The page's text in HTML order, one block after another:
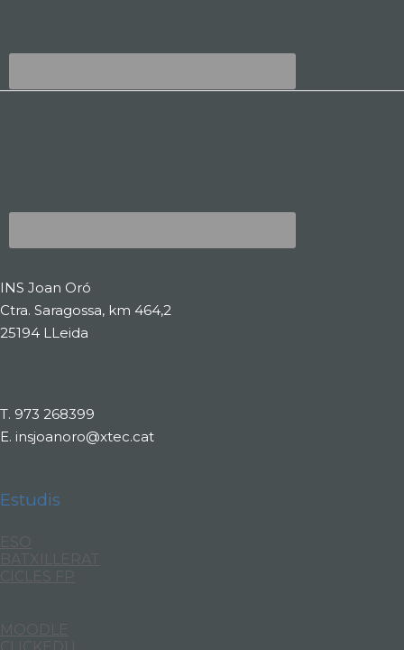
INS Joan Oró
Ctra. Saragossa, km 464,2
25194 LLeida
T. 973 268399
E. insjoanoro@xtec.cat
Estudis
BATXILLERAT